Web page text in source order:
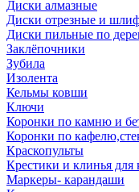
Диски алмазные
Диски отрезные и
Диски пильные по
Заклёпочники
Зубила
Изолента
Кельмы ковши
Ключи
Коронки по камню и
Коронки по
Краскопульты
Крестики и клинья для
Маркеры- карандаши